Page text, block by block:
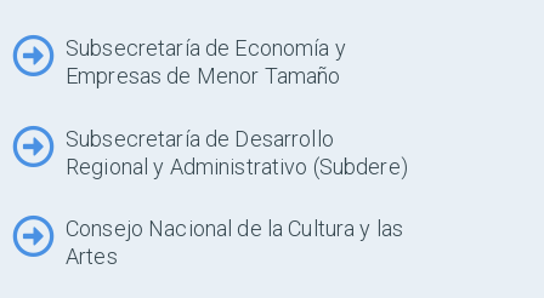
Subsecretaría de Economía y
Empresas de Menor Tamaño
Subsecretaría de Desarrollo
Regional y Administrativo (Subdere)
Consejo Nacional de la Cultura y las
Artes